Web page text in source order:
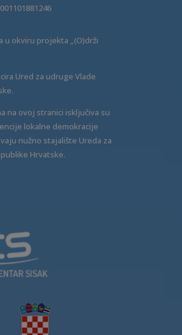
u okviru projekta „(O)drži
Ured za udruge Vlade
na ovoj stranici isključiva su
lokalne demokracije
nužno stajalište Ureda za
Hrvatske.